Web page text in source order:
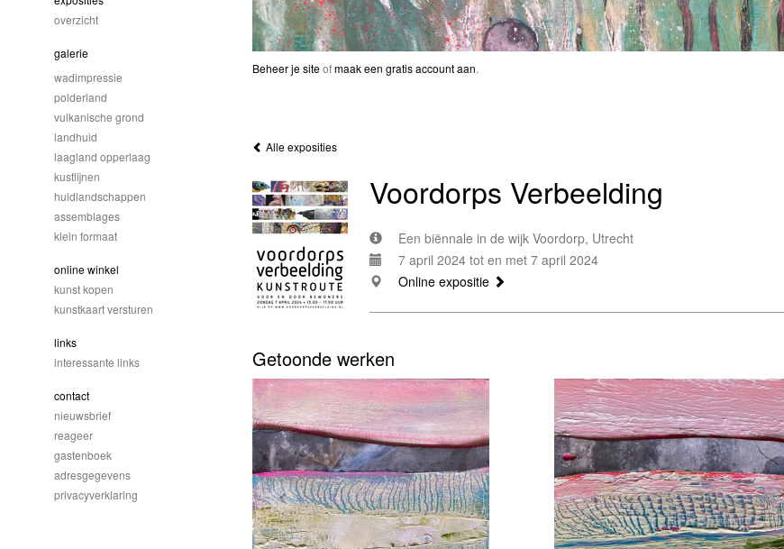
Beheer je siteofmaak een gratis account aan.
Alle exposities
Voordorps Verbeelding
Een biënnale in de wijk Voordorp, Utrecht
7 april 2024 tot en met 7 april 2024
Online expositie
Getoonde werken
overzicht
galerie
wadimpressie
polderland
vulkanische grond
landhuid
laagland opperlaag
kustlijnen
huidlandschappen
assemblages
klein formaat
online winkel
kunst kopen
kunstkaart versturen
links
interessante links
contact
nieuwsbrief
reageer
gastenboek
adresgegevens
privacyverklaring